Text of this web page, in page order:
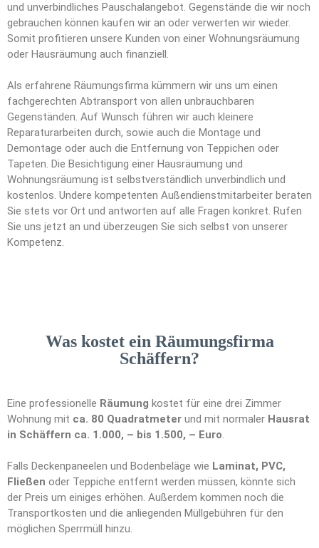
und unverbindliches Pauschalangebot. Gegenstände die wir noch
gebrauchen können kaufen wir an oder verwerten wir wieder.
Somit profitieren unsere Kunden von einer Wohnungsräumung
oder Hausräumung auch finanziell.
Als erfahrene Räumungsfirma kümmern wir uns um einen
fachgerechten Abtransport von allen unbrauchbaren
Gegenständen. Auf Wunsch führen wir auch kleinere
Reparaturarbeiten durch, sowie auch die Montage und
Demontage oder auch die Entfernung von Teppichen oder
Tapeten. Die Besichtigung einer Hausräumung und
Wohnungsräumung ist selbstverständlich unverbindlich und
kostenlos. Undere kompetenten Außendienstmitarbeiter beraten
Sie stets vor Ort und antworten auf alle Fragen konkret. Rufen
Sie uns jetzt an und überzeugen Sie sich selbst von unserer
Kompetenz.
Was kostet ein Räumungsfirma
Schäffern?
Eine professionelle Räumung kostet für eine drei Zimmer
Wohnung mit ca. 80 Quadratmeter und mit normaler Hausrat
in Schäffern ca. 1.000, – bis 1.500, – Euro.
Falls Deckenpaneelen und Bodenbeläge wie Laminat, PVC,
Fließen oder Teppiche entfernt werden müssen, könnte sich
der Preis um einiges erhöhen. Außerdem kommen noch die
Transportkosten und die anliegenden Müllgebühren für den
möglichen Sperrmüll hinzu.